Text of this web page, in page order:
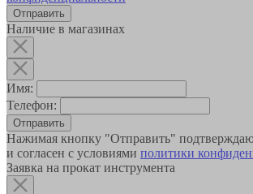
Наличие в магазинах
Имя:
Телефон:
Отправить
Нажимая кнопку "Отправить"
и согласен с условиями политики
Заявка на прокат инструмента